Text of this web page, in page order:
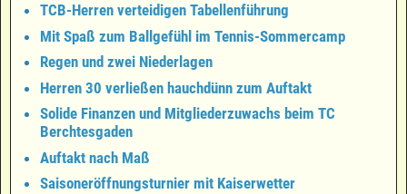
TCB-Herren verteidigen Tabellenführung
Mit Spaß zum Ballgefühl im Tennis-Sommercamp
Regen und zwei Niederlagen
Herren 30 verließen hauchdünn zum Auftakt
Solide Finanzen und Mitgliederzuwachs beim TC
Berchtesgaden
Auftakt nach Maß
Saisoneröffnungsturnier mit Kaiserwetter